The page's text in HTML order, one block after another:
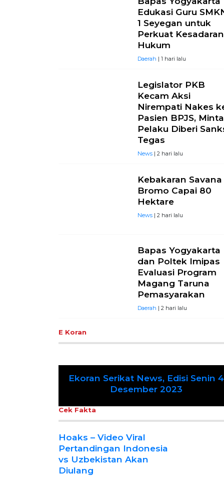
Edukasi Guru
1 Seyegan untuk
Perkuat Kesadaran
Hukum
Daerah | 1 hari lalu
Legislator PKB
Kecam Aksi
Nirempati Nakes
Pasien BPJS, Minta
Pelaku Diberi
Tegas
News | 2 hari lalu
Kebakaran Savana
Bromo Capai 80
Hektare
News | 2 hari lalu
Bapas Yogyakarta
dan Poltek Imipas
Evaluasi Program
Magang Taruna
Pemasyarakan
Daerah | 2 hari lalu
E Koran
Ekoran Serikat News, Edisi Senin 4
Desember 2023
Cek Fakta
Hoaks – Video Viral
Pertandingan Indonesia
vs Uzbekistan Akan
Diulang